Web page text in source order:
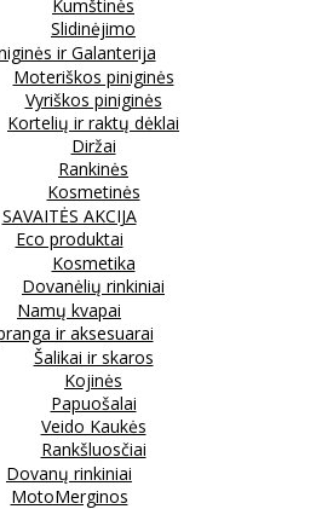
Kumštinės
Slidinėjimo
ir Galanterija
Moteriškos piniginės
Vyriškos piniginės
Kortelių ir raktų dėklai
Diržai
Rankinės
Kosmetinės
SAVAITĖS AKCIJA
Eco produktai
Kosmetika
Dovanėlių rinkiniai
Namų kvapai
ir aksesuarai
Šalikai ir skaros
Kojinės
Papuošalai
Veido Kaukės
Rankšluosčiai
Dovanų rinkiniai
MotoMerginos